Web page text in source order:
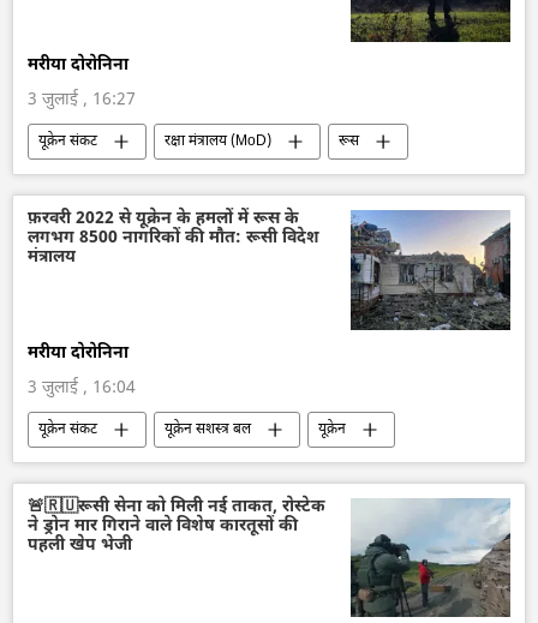
मरीया दोरोनिना
3 जुलाई , 16:27
यूक्रेन संकट रक्षा मंत्रालय (MoD)
रूस
रूसी सेना
यूक्रेन
यूक्रेन सशस्त्र बल
विशेष सैन्य अभियान
राष्ट्रीय सुरक्षा
फ़रवरी 2022 से यूक्रेन के हमलों में रूस के
लगभग 8500 नागरिकों की मौत: रूसी विदेश
मंत्रालय
मरीया दोरोनिना
3 जुलाई , 16:04
यूक्रेन संकट यूक्रेन सशस्त्र बल
यूक्रेन
रूस
रूसी विदेश मंत्रालय मौत
🚨🇷🇺रूसी सेना को मिली नई ताकत, रोस्टेक
ने ड्रोन मार गिराने वाले विशेष कारतूसों की
पहली खेप भेजी